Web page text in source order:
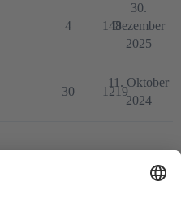
4 148
30.
Dezember
2025
30 1219
11. Oktober
2024